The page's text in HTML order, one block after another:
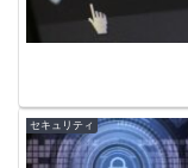
セキュリティ